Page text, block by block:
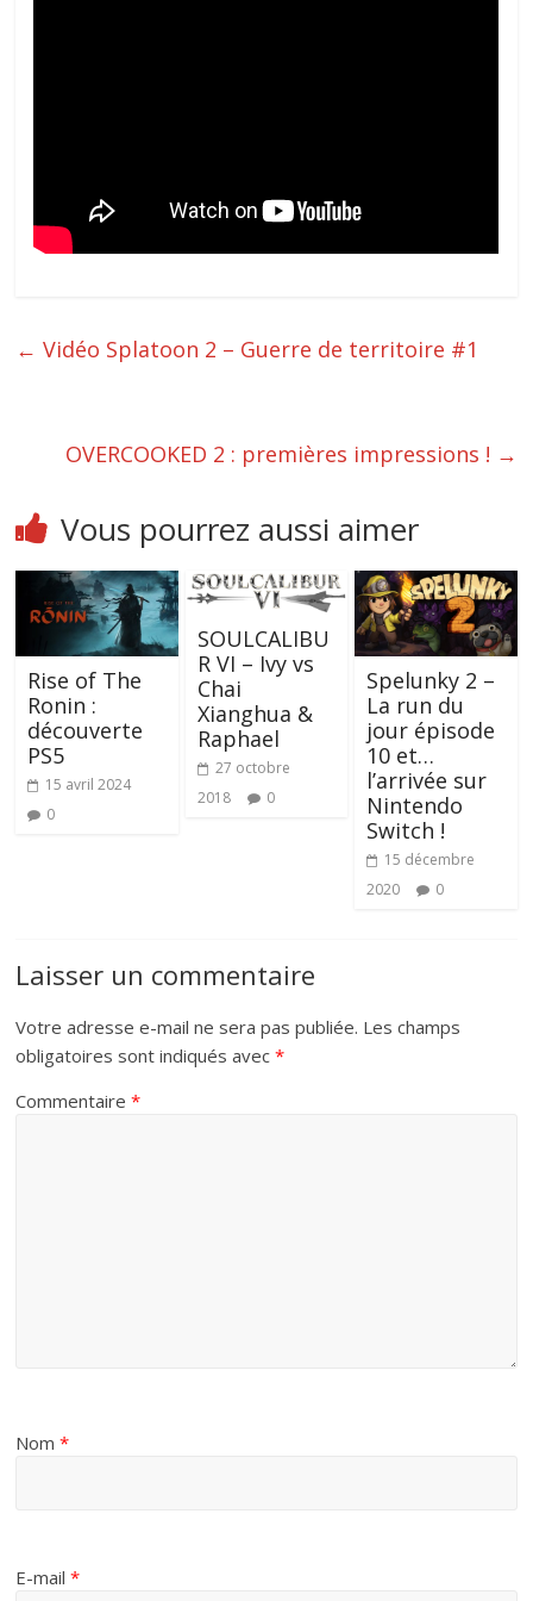
← Vidéo Splatoon 2 – Guerre de territoire #1
OVERCOOKED 2 : premières impressions ! →
Vous pourrez aussi aimer
Rise of The
Ronin :
découverte
PS5
15 avril 2024
0
SOULCALIBU
R VI – Ivy vs
Chai
Xianghua &
Raphael
27 octobre
2018
0
Spelunky 2 –
La run du
jour épisode
10 et…
l’arrivée sur
Nintendo
Switch !
15 décembre
2020
0
Laisser un commentaire
Votre adresse e-mail ne sera pas publiée. Les champs
obligatoires sont indiqués avec*
Commentaire*
Nom*
E-mail*